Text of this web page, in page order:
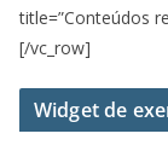
title=”Conteúdos
[/vc_row]
Widget de